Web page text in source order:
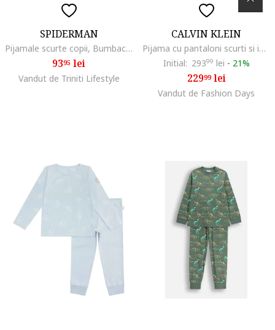
SPIDERMAN
Pijamale scurte copii, Bumbac, Albastru deschis - 46997, Albastru deschis
9395 lei
Vandut de Triniti Lifestyle
CALVIN KLEIN
Pijama cu pantaloni scurti si imprimeu logo, Alb/Negru
Initial: 29399 lei - 21%
22999lei
Vandut de Fashion Days